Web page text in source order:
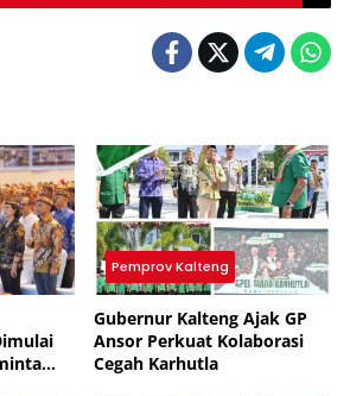
Pemprov Kalteng
Gubernur Kalteng Ajak GP
Ansor Perkuat Kolaborasi
Cegah Karhutla